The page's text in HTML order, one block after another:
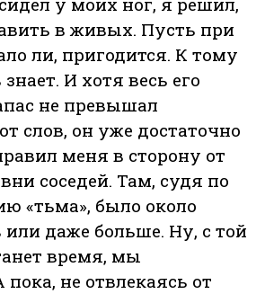
в живых. Пусть при
ли, пригодится. К тому
И хотя весь его
не превышал
слов, он уже достаточно
меня в сторону от
соседей. Там, судя по
«тьма», было около
или даже больше. Ну, с той
время, мы
пока, не отвлекаясь от